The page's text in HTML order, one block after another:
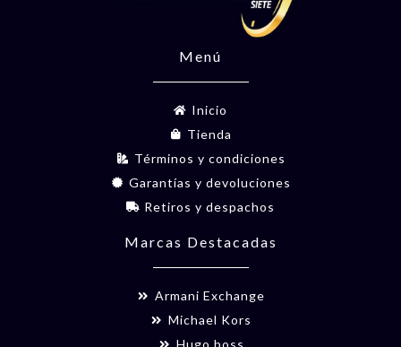
Menú
Inicio
Tienda
Términos y condiciones
Garantías y devoluciones
Retiros y despachos
Marcas Destacadas
Armani Exchange
Michael Kors
Hugo boss